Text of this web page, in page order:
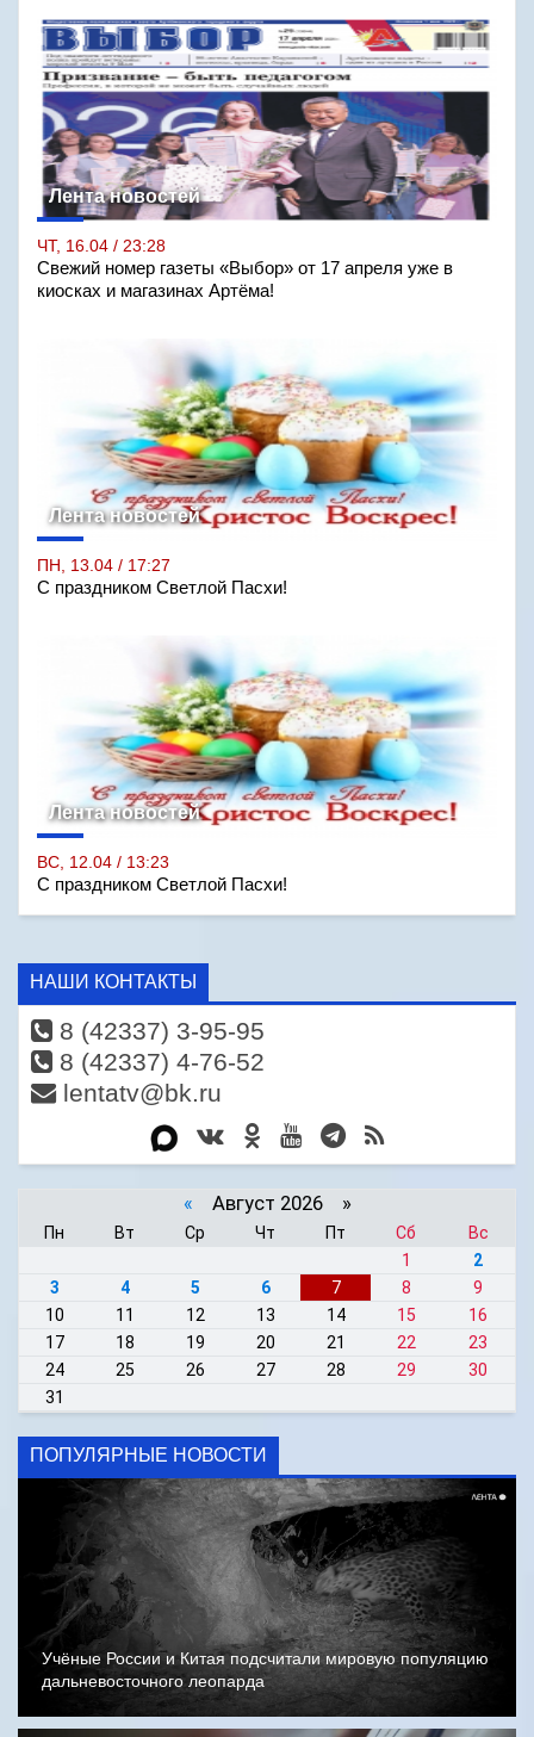
Лента новостей
ЧТ, 16.04 / 23:28
Свежий номер газеты «Выбор» от 17 апреля уже в
киосках и магазинах Артёма!
Лента новостей
ПН, 13.04 / 17:27
С праздником Светлой Пасхи!
Лента новостей
ВС, 12.04 / 13:23
С праздником Светлой Пасхи!
НАШИ КОНТАКТЫ
8 (42337) 3-95-95
8 (42337) 4-76-52
lentatv@bk.ru
« Август 2026 »
Пн Вт Ср Чт Пт Сб
Вс
1
2
3
4 5 6 7 8
9
10
11 12 13 14 15
16
17
18 19 20 21 22
23
24
25 26 27 28 29
30
31
ПОПУЛЯРНЫЕ НОВОСТИ
Учёные России и Китая подсчитали мировую популяцию
дальневосточного леопарда